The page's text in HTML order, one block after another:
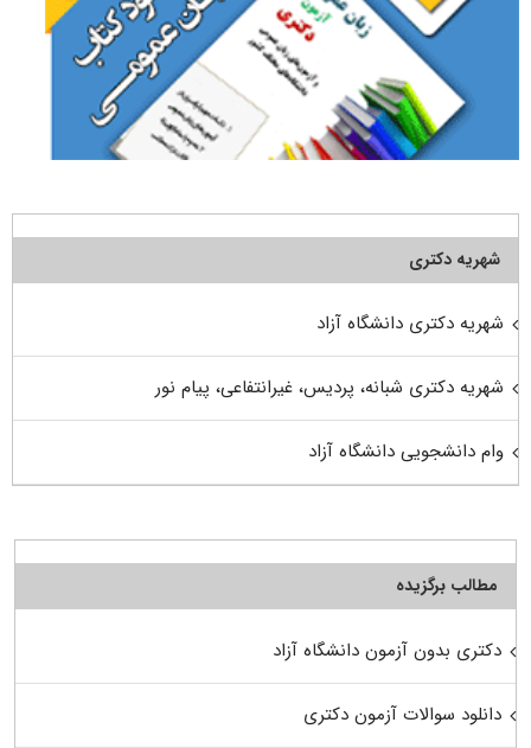
شهریه دکتری
شهریه دکتری دانشگاه آزاد
شهریه دکتری شبانه، پردیس، غیرانتفاعی، پیام نور
وام دانشجویی دانشگاه آزاد
مطالب برگزیده
دکتری بدون آزمون دانشگاه آزاد
دانلود سوالات آزمون دکتری